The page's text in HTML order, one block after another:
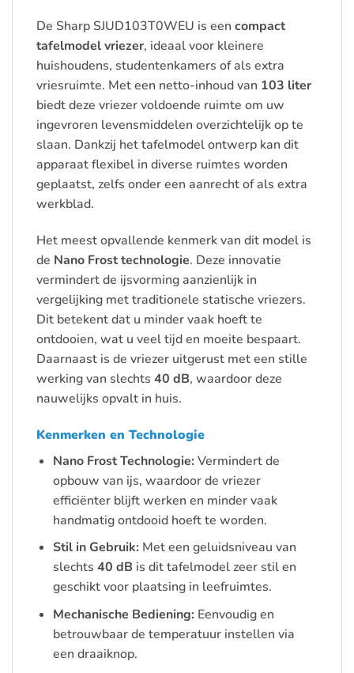
De Sharp SJUD103T0WEU is een compact
tafelmodel vriezer, ideaal voor kleinere
huishoudens, studentenkamers of als extra
vriesruimte. Met een netto-inhoud van 103 liter
biedt deze vriezer voldoende ruimte om uw
ingevroren levensmiddelen overzichtelijk op te
slaan. Dankzij het tafelmodel ontwerp kan dit
apparaat flexibel in diverse ruimtes worden
geplaatst, zelfs onder een aanrecht of als extra
werkblad.
Het meest opvallende kenmerk van dit model is
de Nano Frost technologie. Deze innovatie
vermindert de ijsvorming aanzienlijk in
vergelijking met traditionele statische vriezers.
Dit betekent dat u minder vaak hoeft te
ontdooien, wat u veel tijd en moeite bespaart.
Daarnaast is de vriezer uitgerust met een stille
werking van slechts 40 dB, waardoor deze
nauwelijks opvalt in huis.
Kenmerken en Technologie
Nano Frost Technologie: Vermindert de
opbouw van ijs, waardoor de vriezer
efficiënter blijft werken en minder vaak
handmatig ontdooid hoeft te worden.
Stil in Gebruik: Met een geluidsniveau van
slechts 40 dB is dit tafelmodel zeer stil en
geschikt voor plaatsing in leefruimtes.
Mechanische Bediening: Eenvoudig en
betrouwbaar de temperatuur instellen via
een draaiknop.